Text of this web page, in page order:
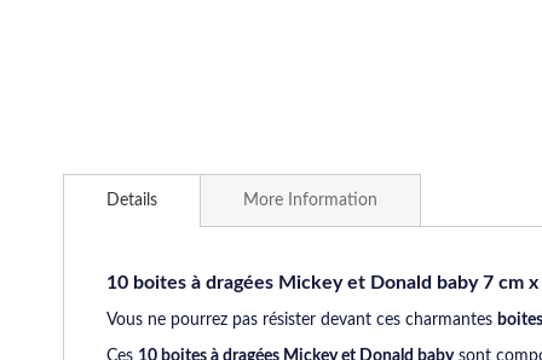
to
Details
10 boites à dragées Mickey et Donald baby 7 cm
Vous ne pourrez pas résister devant ces charmantes
Ces 10 boites à dragées Mickey et Donald babysont
More Information